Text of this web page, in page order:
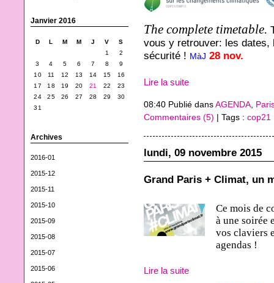
Janvier 2016
D L M M J V
S
1
2
3
4 5 6 7 8
9
10
11 12 13 14 15
16
17
18 19 20 21 22
23
24
25 26 27 28 29
30
31
Archives
2016-01
2015-12
2015-11
2015-10
2015-09
2015-08
2015-07
2015-06
The complete timetable.
vous y retrouver: les
sécurité ! MàJ 28 nov.
Lire la suite
08:40 Publié dans AGENDA
Commentaires (5) | Tags : cop21
lundi, 09 novembre 2015
Grand Paris + Climat, un
Ce mois de
à une soirée
vos claviers
agendas !
Lire la suite